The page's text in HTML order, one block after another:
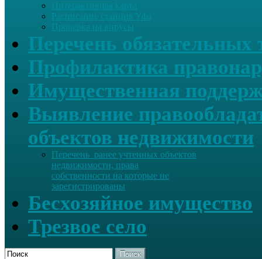
Интерактивная карта
Расписание станция Уфа
Проверка на вирусы
Перечень обязательных
Профилактика
Имущественная
Выявление
объектов недвижимости
Перечень ранее учтенных объектов
недвижимости, права
собственности на которые не
зарегистрированы
Бесхозяйное имущество
Трезвое село
Поиск